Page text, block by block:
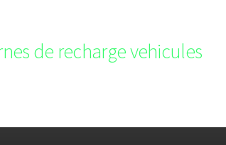
de recharge vehicules